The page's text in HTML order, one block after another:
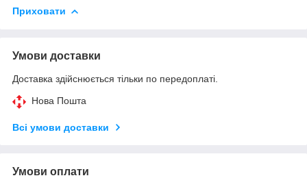
Приховати
Умови доставки
Доставка здійснюється тільки по передоплаті.
Нова Пошта
Всі умови доставки
Умови оплати